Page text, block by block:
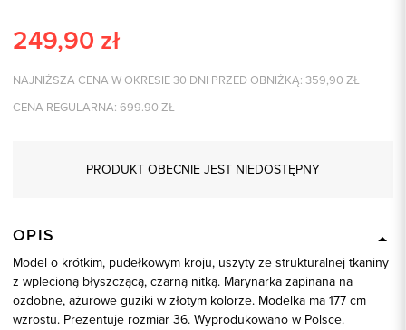
249,90 zł
NAJNIŻSZA CENA W OKRESIE 30 DNI PRZED OBNIŻKĄ: 359,90 ZŁ
CENA REGULARNA: 699.90 ZŁ
PRODUKT OBECNIE JEST NIEDOSTĘPNY
OPIS
Model o krótkim, pudełkowym kroju, uszyty ze strukturalnej tkaniny
z wplecioną błyszczącą, czarną nitką. Marynarka zapinana na
ozdobne, ażurowe guziki w złotym kolorze. Modelka ma 177 cm
wzrostu. Prezentuje rozmiar 36. Wyprodukowano w Polsce.